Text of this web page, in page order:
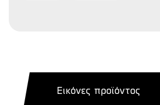
Εικόνες προϊόντος